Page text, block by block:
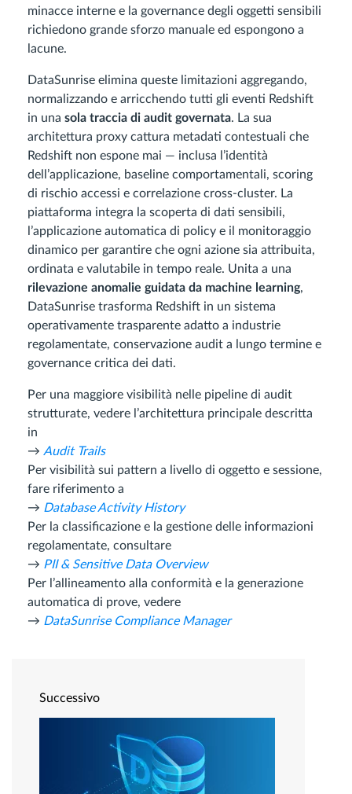
minacce interne e la governance degli oggetti sensibili
richiedono grande sforzo manuale ed espongono a
lacune.
DataSunrise elimina queste limitazioni aggregando,
normalizzando e arricchendo tutti gli eventi Redshift
in una sola traccia di audit governata. La sua
architettura proxy cattura metadati contestuali che
Redshift non espone mai — inclusa l’identità
dell’applicazione, baseline comportamentali, scoring
di rischio accessi e correlazione cross-cluster. La
piattaforma integra la scoperta di dati sensibili,
l’applicazione automatica di policy e il monitoraggio
dinamico per garantire che ogni azione sia attribuita,
ordinata e valutabile in tempo reale. Unita a una
rilevazione anomalie guidata da machine learning,
DataSunrise trasforma Redshift in un sistema
operativamente trasparente adatto a industrie
regolamentate, conservazione audit a lungo termine e
governance critica dei dati.
Per una maggiore visibilità nelle pipeline di audit
strutturate, vedere l’architettura principale descritta
in
→ Audit Trails
Per visibilità sui pattern a livello di oggetto e sessione,
fare riferimento a
→ Database Activity History
Per la classificazione e la gestione delle informazioni
regolamentate, consultare
→ PII & Sensitive Data Overview
Per l’allineamento alla conformità e la generazione
automatica di prove, vedere
→ DataSunrise Compliance Manager
Successivo